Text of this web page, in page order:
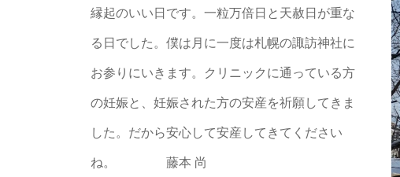
縁起のいい日です。一粒万倍日と天赦日が重な
る日でした。僕は月に一度は札幌の諏訪神社に
お参りにいきます。クリニックに通っている方
の妊娠と、妊娠された方の安産を祈願してきま
した。だから安心して安産してきてください
ね。 藤本 尚